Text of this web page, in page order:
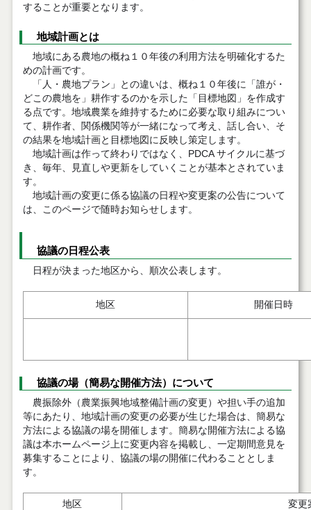
することが重要となります。
地域計画とは
地域にある農地の概ね１０年後の利用方法を明確化するた
めの計画です。
「人・農地プラン」との違いは、概ね１０年後に「誰が・
どこの農地を」耕作するのかを示した「目標地図」を作成す
る点です。地域農業を維持するために必要な取り組みについ
て、耕作者、関係機関等が一緒になって考え、話し合い、そ
の結果を地域計画と目標地図に反映し策定します。
地域計画は作って終わりではなく、PDCA サイクルに基づ
き、毎年、見直しや更新をしていくことが基本とされていま
す。
地域計画の変更に係る協議の日程や変更案の公告について
は、このページで随時お知らせします。
協議の日程公表
日程が決まった地区から、順次公表します。
地区 開催日時
協議の場（簡易な開催方法）について
農振除外（農業振興地域整備計画の変更）や担い手の追加
等にあたり、地域計画の変更の必要が生じた場合は、簡易な
方法による協議の場を開催します。簡易な開催方法による協
議は本ホームページ上に変更内容を掲載し、一定期間意見を
募集することにより、協議の場の開催に代わることとしま
す。
地区 変更